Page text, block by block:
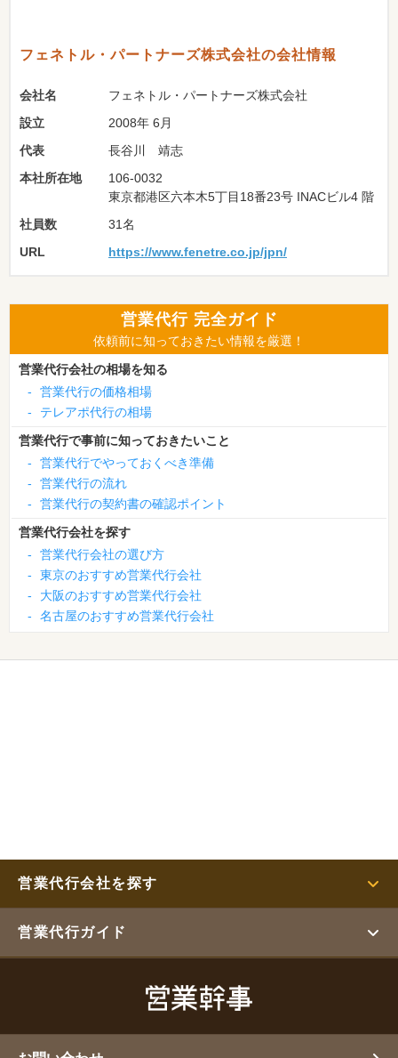
フェネトル・パートナーズ株式会社の会社情報
会社名
フェネトル・パートナーズ株式会社
設立
2008年 6月
代表
長谷川 靖志
本社所在地
106-0032
東京都港区六本木5丁目18番23号 INACビル4 階
社員数
31名
URL
https://www.fenetre.co.jp/jpn/
営業代行 完全ガイド
依頼前に知っておきたい情報を厳選！
営業代行会社の相場を知る
-
営業代行の価格相場
-
テレアポ代行の相場
営業代行で事前に知っておきたいこと
-
営業代行でやっておくべき準備
-
営業代行の流れ
-
営業代行の契約書の確認ポイント
営業代行会社を探す
-
営業代行会社の選び方
-
東京のおすすめ営業代行会社
-
大阪のおすすめ営業代行会社
-
名古屋のおすすめ営業代行会社
営業代行会社を探す
営業代行ガイド